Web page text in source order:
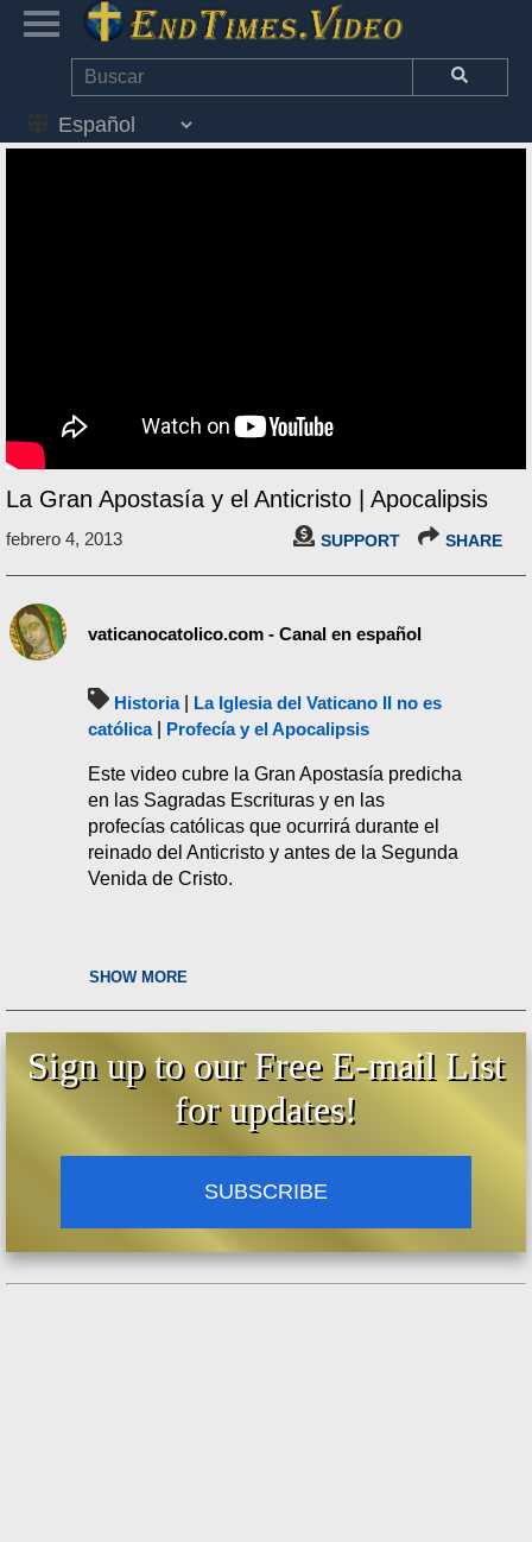
La Gran Apostasía y el Anticristo | Apocalipsis
febrero 4, 2013 SUPPORT SHARE
vaticanocatolico.com - Canal en español
Historia| La Iglesia del Vaticano II no es
católica| Profecía y el Apocalipsis
Este video cubre la Gran Apostasía predicha
en las Sagradas Escrituras y en las
profecías católicas que ocurrirá durante el
reinado del Anticristo y antes de la Segunda
Venida de Cristo.
SHOW MORE
Sign up to our Free E-mail List
for updates!
SUBSCRIBE